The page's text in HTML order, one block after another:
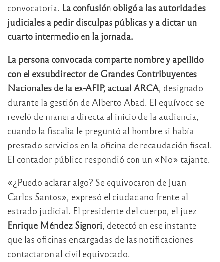
convocatoria. La confusión obligó a las autoridades
judiciales a pedir disculpas públicas y a dictar un
cuarto intermedio en la jornada.
La persona convocada comparte nombre y apellido
con el exsubdirector de Grandes Contribuyentes
Nacionales de la ex-AFIP, actual ARCA, designado
durante la gestión de Alberto Abad. El equívoco se
reveló de manera directa al inicio de la audiencia,
cuando la fiscalía le preguntó al hombre si había
prestado servicios en la oficina de recaudación fiscal.
El contador público respondió con un «No» tajante.
«¿Puedo aclarar algo? Se equivocaron de Juan
Carlos Santos», expresó el ciudadano frente al
estrado judicial. El presidente del cuerpo, el juez
Enrique Méndez Signori, detectó en ese instante
que las oficinas encargadas de las notificaciones
contactaron al civil equivocado.